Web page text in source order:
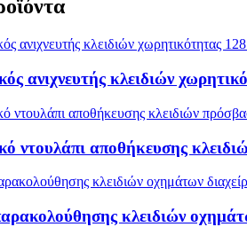
ανιχνευτής κλειδιών
ντουλάπι αποθήκευσης
κλειδιών